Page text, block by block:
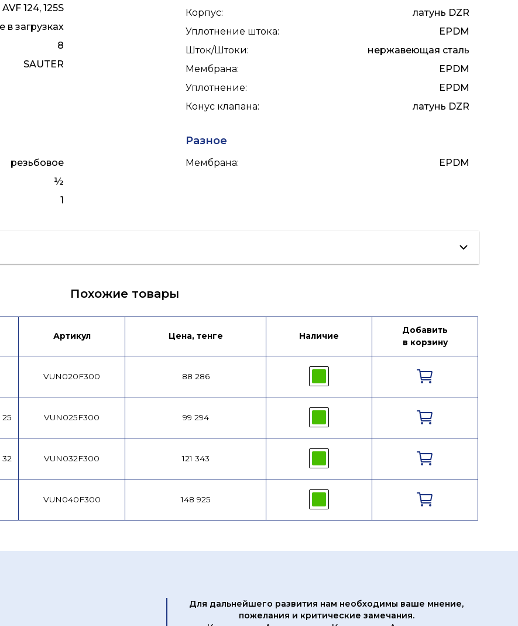
AVF 124, 125S
в загрузках
8
SAUTER
Корпус:
латунь DZR
Уплотнение штока:
EPDM
Шток/Штоки:
нержавеющая сталь
Мембрана:
EPDM
Уплотнение:
EPDM
Конус клапана: латунь DZR
резьбовое
½
1
Разное
Мембрана: EPDM
Похожие товары
Артикул Цена, тенге Наличие
Добавить
в корзину
VUN020F300 88 286
VUN025F300 99 294
VUN032F300 121 343
VUN040F300 148 925
Для дальнейшего развития нам необходимы ваше мнение,
пожелания и критические замечания.